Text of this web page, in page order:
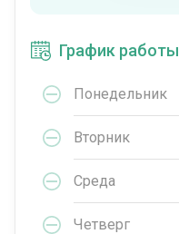
График работы
Понедельник
Вторник
Среда
Четверг